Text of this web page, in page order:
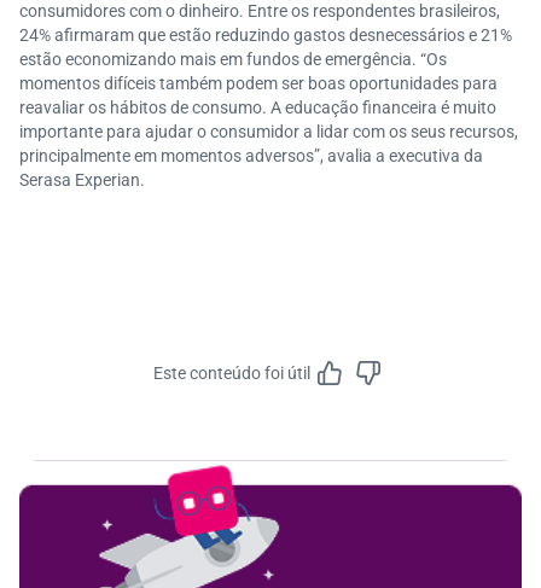
consumidores com o dinheiro. Entre os respondentes brasileiros,
24% afirmaram que estão reduzindo gastos desnecessários e 21%
estão economizando mais em fundos de emergência. “Os
momentos difíceis também podem ser boas oportunidades para
reavaliar os hábitos de consumo. A educação financeira é muito
importante para ajudar o consumidor a lidar com os seus recursos,
principalmente em momentos adversos”, avalia a executiva da
Serasa Experian.
Este conteúdo foi útil